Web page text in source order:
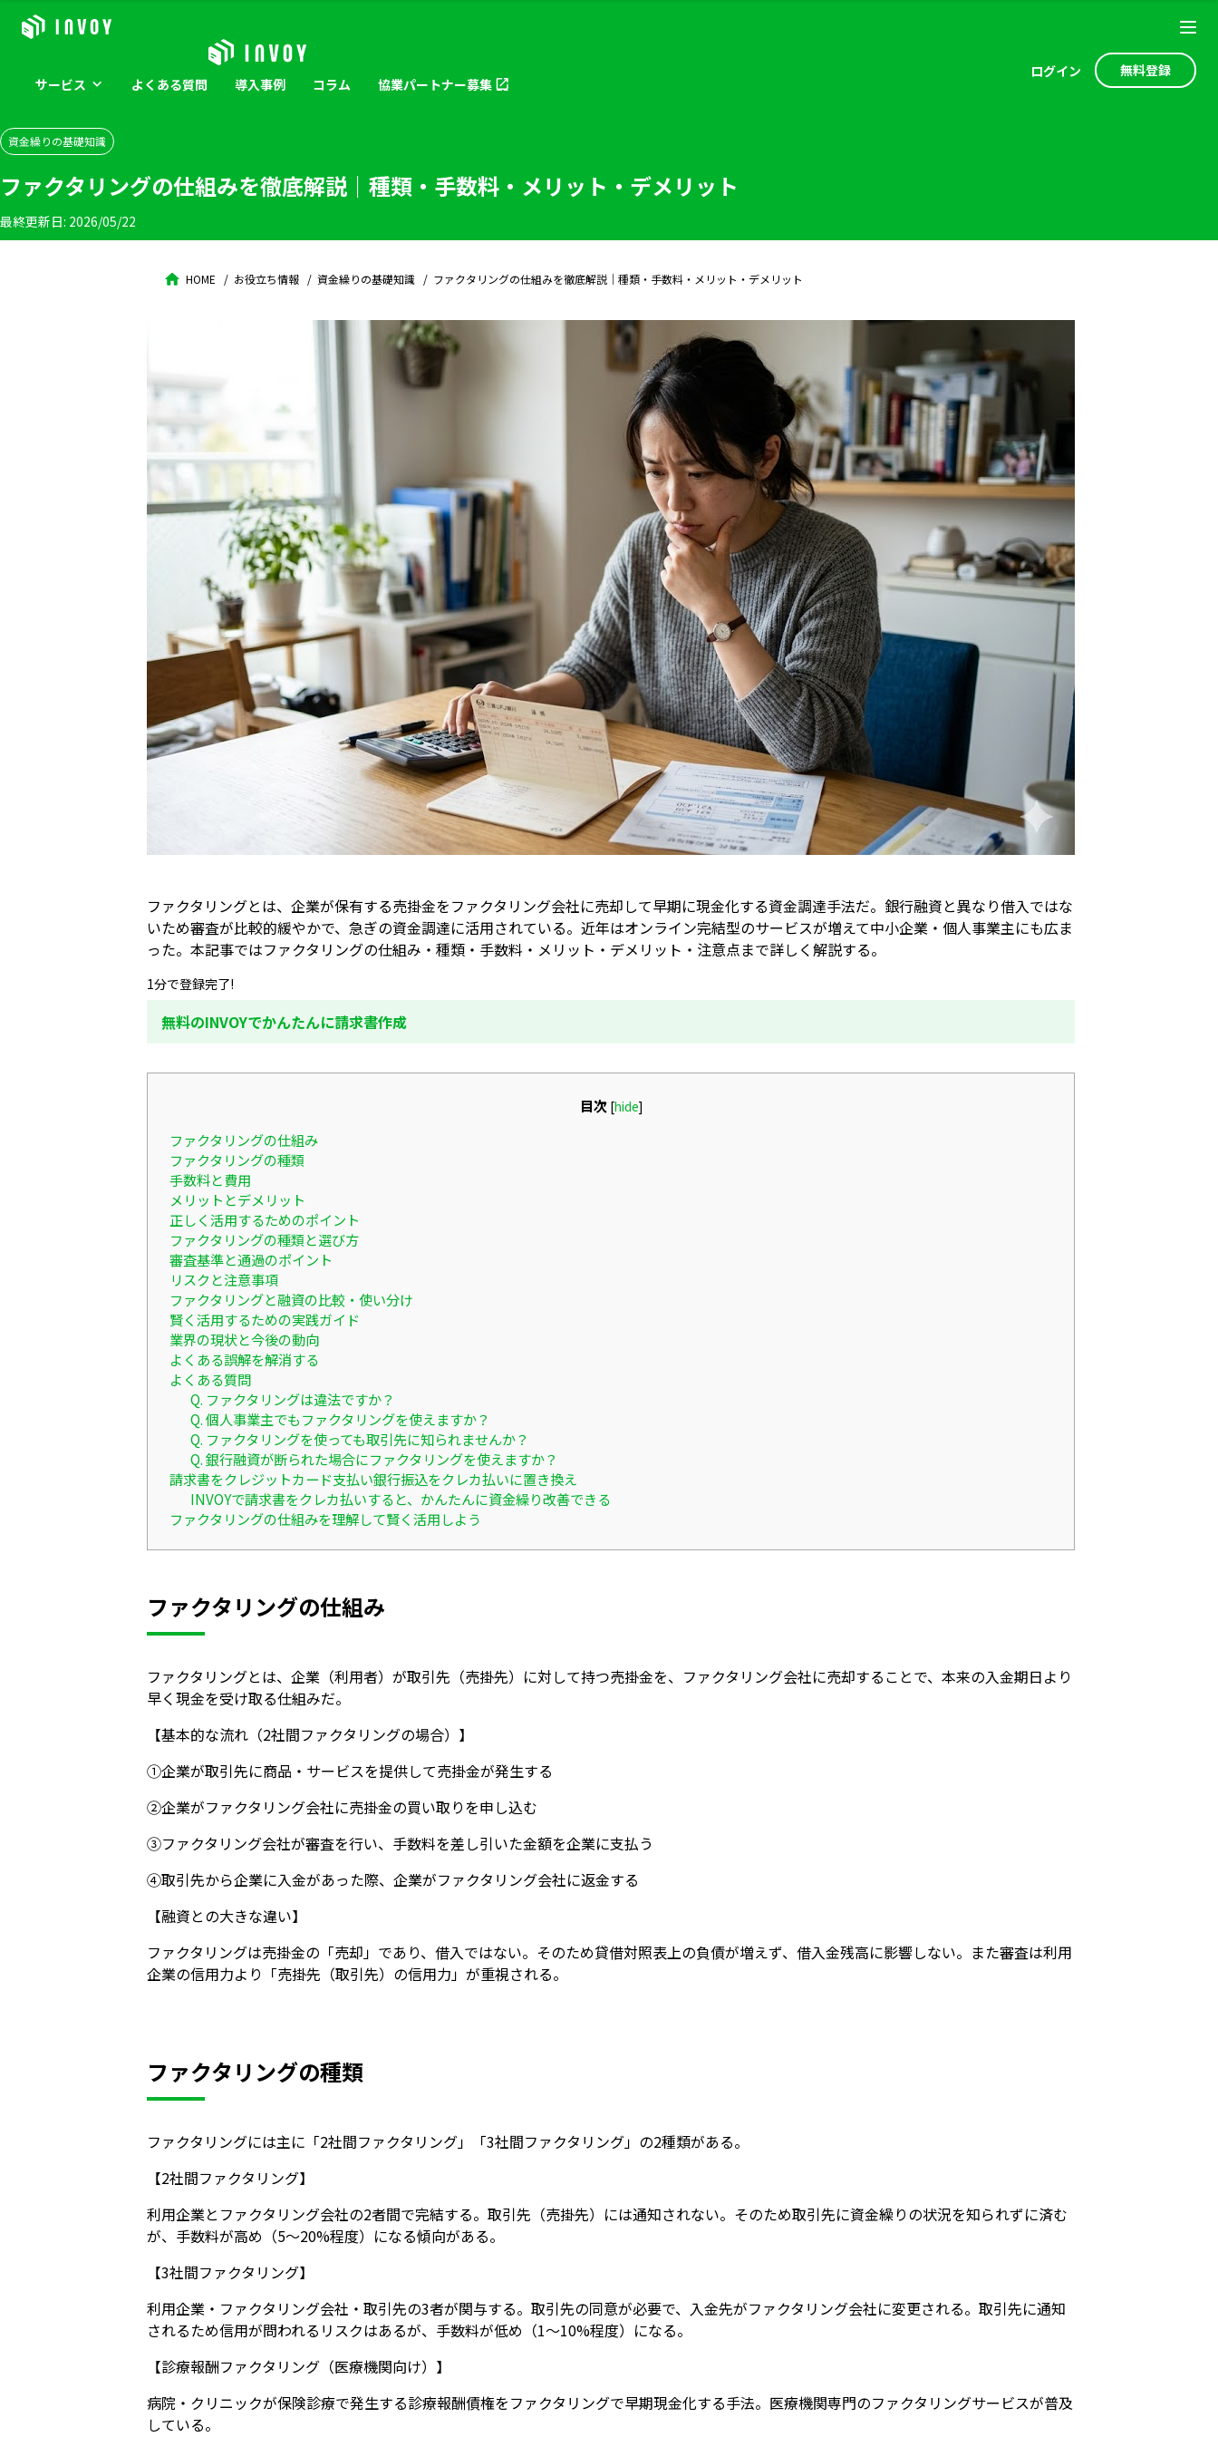
サービス よくある質問 導入事例 コラム 協業パートナー募集
ログイン 無料登録
資金繰りの基礎知識
ファクタリングの仕組みを徹底解説｜種類・手数料・メリット・デメリット
最終更新日: 2026/05/22
HOME お役立ち情報 資金繰りの基礎知識 ファクタリングの仕組みを徹底解説｜種類・手数料・メリット・デメリット
ファクタリングとは、企業が保有する売掛金をファクタリング会社に売却して早期に現金化する資金調達手法だ。銀行融資と異なり借入ではな
いため審査が比較的緩やかで、急ぎの資金調達に活用されている。近年はオンライン完結型のサービスが増えて中小企業・個人事業主にも広ま
った。本記事ではファクタリングの仕組み・種類・手数料・メリット・デメリット・注意点まで詳しく解説する。
1分で登録完了!
無料のINVOYでかんたんに請求書作成
目次 [hide]
ファクタリングの仕組み
ファクタリングの種類
手数料と費用
メリットとデメリット
正しく活用するためのポイント
ファクタリングの種類と選び方
審査基準と通過のポイント
リスクと注意事項
ファクタリングと融資の比較・使い分け
賢く活用するための実践ガイド
業界の現状と今後の動向
よくある誤解を解消する
よくある質問
Q. ファクタリングは違法ですか？
Q. 個人事業主でもファクタリングを使えますか？
Q. ファクタリングを使っても取引先に知られませんか？
Q. 銀行融資が断られた場合にファクタリングを使えますか？
請求書をクレジットカード支払い銀行振込をクレカ払いに置き換え
INVOYで請求書をクレカ払いすると、かんたんに資金繰り改善できる
ファクタリングの仕組みを理解して賢く活用しよう
ファクタリングの仕組み
ファクタリングとは、企業（利用者）が取引先（売掛先）に対して持つ売掛金を、ファクタリング会社に売却することで、本来の入金期日より
早く現金を受け取る仕組みだ。
【基本的な流れ（2社間ファクタリングの場合）】
①企業が取引先に商品・サービスを提供して売掛金が発生する
②企業がファクタリング会社に売掛金の買い取りを申し込む
③ファクタリング会社が審査を行い、手数料を差し引いた金額を企業に支払う
④取引先から企業に入金があった際、企業がファクタリング会社に返金する
【融資との大きな違い】
ファクタリングは売掛金の「売却」であり、借入ではない。そのため貸借対照表上の負債が増えず、借入金残高に影響しない。また審査は利用
企業の信用力より「売掛先（取引先）の信用力」が重視される。
ファクタリングの種類
ファクタリングには主に「2社間ファクタリング」「3社間ファクタリング」の2種類がある。
【2社間ファクタリング】
利用企業とファクタリング会社の2者間で完結する。取引先（売掛先）には通知されない。そのため取引先に資金繰りの状況を知られずに済む
が、手数料が高め（5〜20%程度）になる傾向がある。
【3社間ファクタリング】
利用企業・ファクタリング会社・取引先の3者が関与する。取引先の同意が必要で、入金先がファクタリング会社に変更される。取引先に通知
されるため信用が問われるリスクはあるが、手数料が低め（1〜10%程度）になる。
【診療報酬ファクタリング（医療機関向け）】
病院・クリニックが保険診療で発生する診療報酬債権をファクタリングで早期現金化する手法。医療機関専門のファクタリングサービスが普及
している。